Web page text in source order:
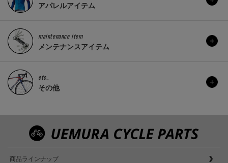
アパレルアイテム
maintenance item
メンテナンスアイテム
etc..
その他
商品ラインナップ